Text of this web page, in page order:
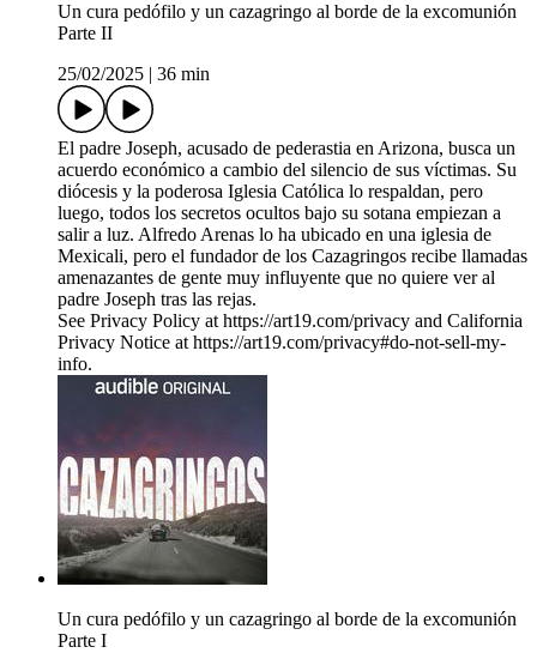
Un cura pedófilo y un cazagringo al borde de la excomunión
Parte II
25/02/2025
36 min
El padre Joseph, acusado de pederastia en Arizona, busca un
acuerdo económico a cambio del silencio de sus víctimas. Su
diócesis y la poderosa Iglesia Católica lo respaldan, pero
luego, todos los secretos ocultos bajo su sotana empiezan a
salir a luz. Alfredo Arenas lo ha ubicado en una iglesia de
Mexicali, pero el fundador de los Cazagringos recibe llamadas
amenazantes de gente muy influyente que no quiere ver al
padre Joseph tras las rejas.
See Privacy Policy at https://art19.com/privacy and California
Privacy Notice at https://art19.com/privacy#do-not-sell-my-
info.
Un cura pedófilo y un cazagringo al borde de la excomunión
Parte I